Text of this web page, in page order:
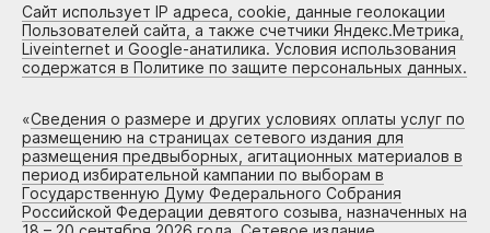
Сайт использует IP адреса, cookie, данные геолокации
Пользователей сайта, а также счетчики Яндекс.Метрика,
Liveinternet и Google-анатилика. Условия использования
содержатся в Политике по защите персональных данных.
«Сведения о размере и других условиях оплаты услуг по
размещению на страницах сетевого издания для
размещения предвыборных, агитационных материалов в
период избирательной кампании по выборам в
Государственную Думу Федерального Собрания
Российской Федерации девятого созыва, назначенных на